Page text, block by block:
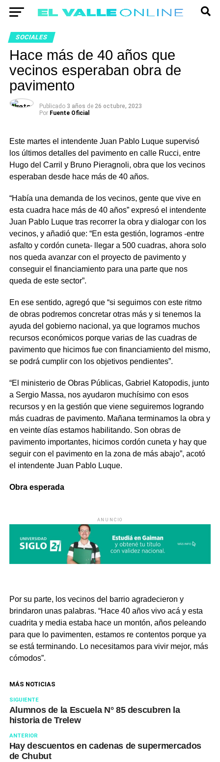
SOCIALES
Hace más de 40 años que
vecinos esperaban obra de
pavimento
Publicado 3 años de 26 octubre, 2023
Por Fuente Oficial
Este martes el intendente Juan Pablo Luque supervisó
los últimos detalles del pavimento en calle Rucci, entre
Hugo del Carril y Bruno Pieragnoli, obra que los vecinos
esperaban desde hace más de 40 años.
“Había una demanda de los vecinos, gente que vive en
esta cuadra hace más de 40 años” expresó el intendente
Juan Pablo Luque tras recorrer la obra y dialogar con los
vecinos, y añadió que: “En esta gestión, logramos -entre
asfalto y cordón cuneta- llegar a 500 cuadras, ahora solo
nos queda avanzar con el proyecto de pavimento y
conseguir el financiamiento para una parte que nos
queda de este sector”.
En ese sentido, agregó que “si seguimos con este ritmo
de obras podremos concretar otras más y si tenemos la
ayuda del gobierno nacional, ya que logramos muchos
recursos económicos porque varias de las cuadras de
pavimento que hicimos fue con financiamiento del mismo,
se podrá cumplir con los objetivos pendientes”.
“El ministerio de Obras Públicas, Gabriel Katopodis, junto
a Sergio Massa, nos ayudaron muchísimo con esos
recursos y en la gestión que viene seguiremos logrando
más cuadras de pavimento. Mañana terminamos la obra y
en veinte días estamos habilitando. Son obras de
pavimento importantes, hicimos cordón cuneta y hay que
seguir con el pavimento en la zona de más abajo”, acotó
el intendente Juan Pablo Luque.
Obra esperada
ANUNCIO
Por su parte, los vecinos del barrio agradecieron y
brindaron unas palabras. “Hace 40 años vivo acá y esta
cuadrita y media estaba hace un montón, años peleando
para que lo pavimenten, estamos re contentos porque ya
se está terminando. Lo necesitamos para vivir mejor, más
cómodos”.
MÁS NOTICIAS
SIGUIENTE
Alumnos de la Escuela N° 85 descubren la
historia de Trelew
ANTERIOR
Hay descuentos en cadenas de supermercados
de Chubut